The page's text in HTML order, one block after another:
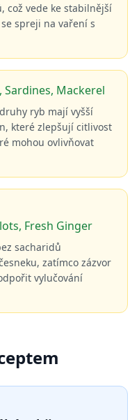
což vede ke stabilnější
spreji na vaření s
Sardines, Mackerel
ryb mají vyšší
které zlepšují citlivost
mohou ovlivňovat
Fresh Ginger
sacharidů
zatímco zázvor
vylučování